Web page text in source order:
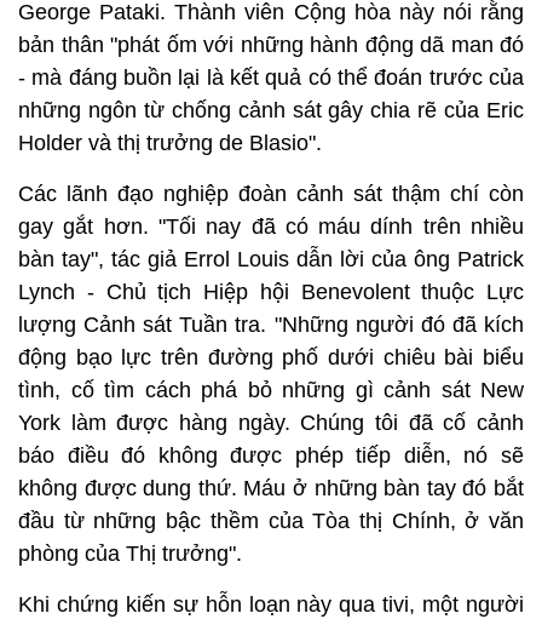
George Pataki. Thành viên Cộng hòa này nói rằng
bản thân "phát ốm với những hành động dã man đó
- mà đáng buồn lại là kết quả có thể đoán trước của
những ngôn từ chống cảnh sát gây chia rẽ của Eric
Holder và thị trưởng de Blasio".
Các lãnh đạo nghiệp đoàn cảnh sát thậm chí còn
gay gắt hơn. "Tối nay đã có máu dính trên nhiều
bàn tay", tác giả Errol Louis dẫn lời của ông Patrick
Lynch - Chủ tịch Hiệp hội Benevolent thuộc Lực
lượng Cảnh sát Tuần tra. "Những người đó đã kích
động bạo lực trên đường phố dưới chiêu bài biểu
tình, cố tìm cách phá bỏ những gì cảnh sát New
York làm được hàng ngày. Chúng tôi đã cố cảnh
báo điều đó không được phép tiếp diễn, nó sẽ
không được dung thứ. Máu ở những bàn tay đó bắt
đầu từ những bậc thềm của Tòa thị Chính, ở văn
phòng của Thị trưởng".
Khi chứng kiến sự hỗn loạn này qua tivi, một người